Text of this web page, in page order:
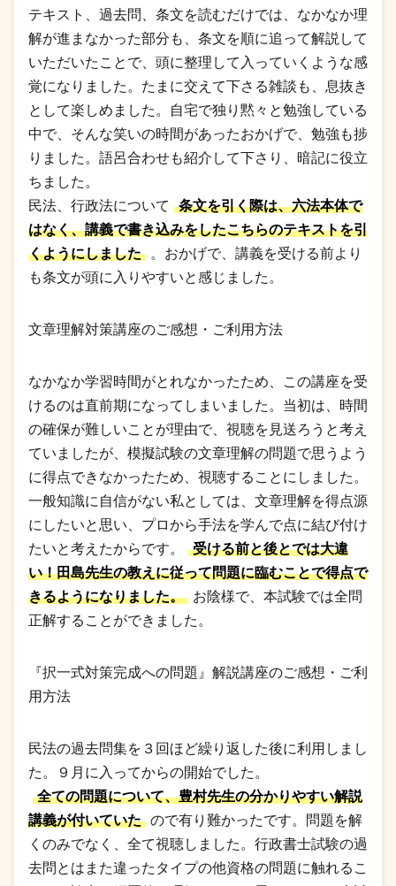
テキスト、過去問、条文を読むだけでは、なかなか理
解が進まなかった部分も、条文を順に追って解説して
いただいたことで、頭に整理して入っていくような感
覚になりました。たまに交えて下さる雑談も、息抜き
として楽しめました。自宅で独り黙々と勉強している
中で、そんな笑いの時間があったおかげで、勉強も捗
りました。語呂合わせも紹介して下さり、暗記に役立
ちました。
民法、行政法について
条文を引く際は、六法本体で
はなく、講義で書き込みをしたこちらのテキストを引
くようにしました
。おかげで、講義を受ける前より
も条文が頭に入りやすいと感じました。
文章理解対策講座のご感想・ご利用方法
なかなか学習時間がとれなかったため、この講座を受
けるのは直前期になってしまいました。当初は、時間
の確保が難しいことが理由で、視聴を見送ろうと考え
ていましたが、模擬試験の文章理解の問題で思うよう
に得点できなかったため、視聴することにしました。
一般知識に自信がない私としては、文章理解を得点源
にしたいと思い、プロから手法を学んで点に結び付け
たいと考えたからです。
受ける前と後とでは大違
い！田島先生の教えに従って問題に臨むことで得点で
きるようになりました。
お陰様で、本試験では全問
正解することができました。
『択一式対策完成への問題』解説講座のご感想・ご利
用方法
民法の過去問集を３回ほど繰り返した後に利用しまし
た。９月に入ってからの開始でした。
全ての問題について、豊村先生の分かりやすい解説
講義が付いていた ので有り難かったです。問題を解
くのみでなく、全て視聴しました。行政書士試験の過
去問とはまた違ったタイプの他資格の問題に触れるこ